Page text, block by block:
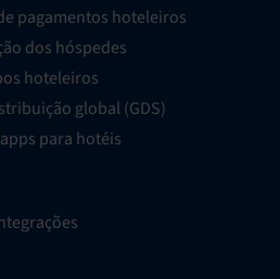
pagamentos hoteleiros
dos hóspedes
hoteleiros
global (GDS)
para hotéis